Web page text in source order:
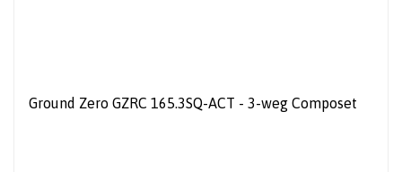
Ground Zero GZRC 165.3SQ-ACT - 3-weg Composet